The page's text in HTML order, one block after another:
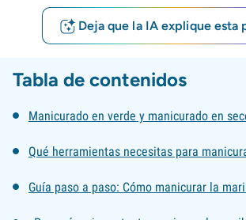
Deja que la IA explique esta
Tabla de contenidos
Manicurado en verde y manicurado en
Qué herramientas necesitas para
Guía paso a paso: Cómo manicurar la